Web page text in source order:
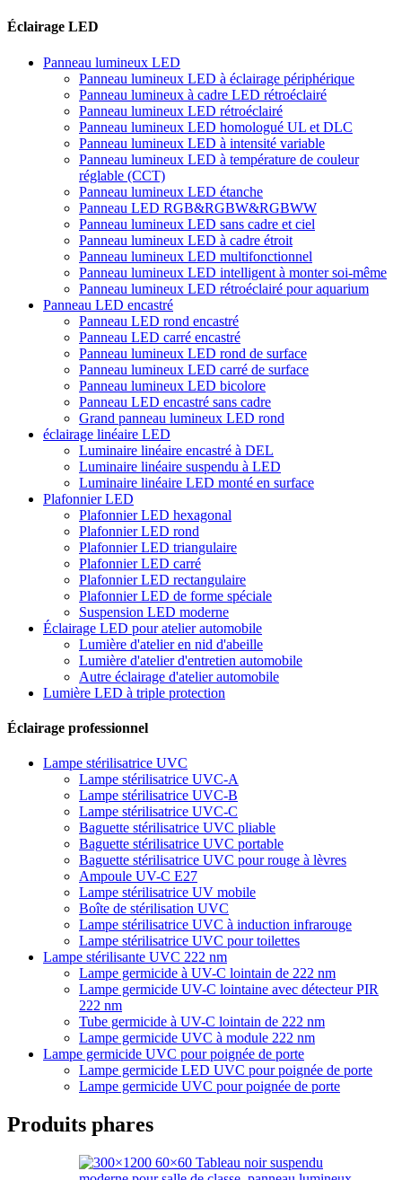
Éclairage LED
Panneau lumineux LED
Panneau lumineux LED à éclairage périphérique
Panneau lumineux à cadre LED rétroéclairé
Panneau lumineux LED rétroéclairé
Panneau lumineux LED homologué UL et DLC
Panneau lumineux LED à intensité variable
Panneau lumineux LED à température de couleur
réglable (CCT)
Panneau lumineux LED étanche
Panneau LED RGB&RGBW&RGBWW
Panneau lumineux LED sans cadre et ciel
Panneau lumineux LED à cadre étroit
Panneau lumineux LED multifonctionnel
Panneau lumineux LED intelligent à monter soi-même
Panneau lumineux LED rétroéclairé pour aquarium
Panneau LED encastré
Panneau LED rond encastré
Panneau LED carré encastré
Panneau lumineux LED rond de surface
Panneau lumineux LED carré de surface
Panneau lumineux LED bicolore
Panneau LED encastré sans cadre
Grand panneau lumineux LED rond
éclairage linéaire LED
Luminaire linéaire encastré à DEL
Luminaire linéaire suspendu à LED
Luminaire linéaire LED monté en surface
Plafonnier LED
Plafonnier LED hexagonal
Plafonnier LED rond
Plafonnier LED triangulaire
Plafonnier LED carré
Plafonnier LED rectangulaire
Plafonnier LED de forme spéciale
Suspension LED moderne
Éclairage LED pour atelier automobile
Lumière d'atelier en nid d'abeille
Lumière d'atelier d'entretien automobile
Autre éclairage d'atelier automobile
Lumière LED à triple protection
Éclairage professionnel
Lampe stérilisatrice UVC
Lampe stérilisatrice UVC-A
Lampe stérilisatrice UVC-B
Lampe stérilisatrice UVC-C
Baguette stérilisatrice UVC pliable
Baguette stérilisatrice UVC portable
Baguette stérilisatrice UVC pour rouge à lèvres
Ampoule UV-C E27
Lampe stérilisatrice UV mobile
Boîte de stérilisation UVC
Lampe stérilisatrice UVC à induction infrarouge
Lampe stérilisatrice UVC pour toilettes
Lampe stérilisante UVC 222 nm
Lampe germicide à UV-C lointain de 222 nm
Lampe germicide UV-C lointaine avec détecteur PIR
222 nm
Tube germicide à UV-C lointain de 222 nm
Lampe germicide UVC à module 222 nm
Lampe germicide UVC pour poignée de porte
Lampe germicide LED UVC pour poignée de porte
Lampe germicide UVC pour poignée de porte
Produits phares